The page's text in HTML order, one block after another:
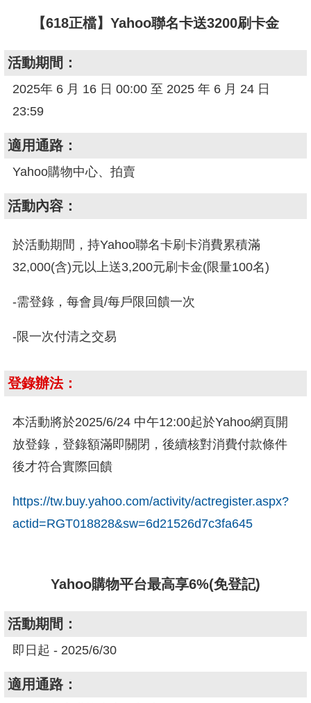
【618正檔】Yahoo聯名卡送3200刷卡金
活動期間：
2025年 6 月 16 日 00:00 至 2025 年 6 月 24 日
23:59
適用通路：
Yahoo購物中心、拍賣
活動內容：
於活動期間，持Yahoo聯名卡刷卡消費累積滿
32,000(含)元以上送3,200元刷卡金(限量100名)
-需登錄，每會員/每戶限回饋一次
-限一次付清之交易
登錄辦法：
本活動將於2025/6/24 中午12:00起於Yahoo網頁開
放登錄，登錄額滿即關閉，後續核對消費付款條件
後才符合實際回饋
https://tw.buy.yahoo.com/activity/actregister.aspx?
actid=RGT018828&sw=6d21526d7c3fa645
Yahoo購物平台最高享6%(免登記)
活動期間：
即日起 - 2025/6/30
適用通路：